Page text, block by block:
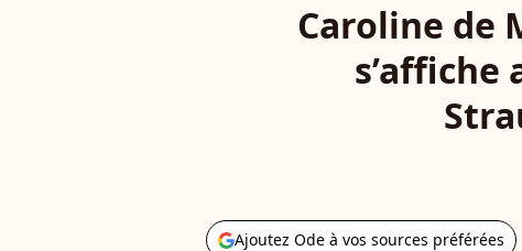
Caroline de
s’affiche
Ajoutez Ode à vos sources préférées